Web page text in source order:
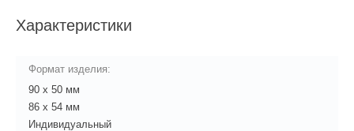
Характеристики
Формат изделия:
90 х 50 мм
86 х 54 мм
Индивидуальный